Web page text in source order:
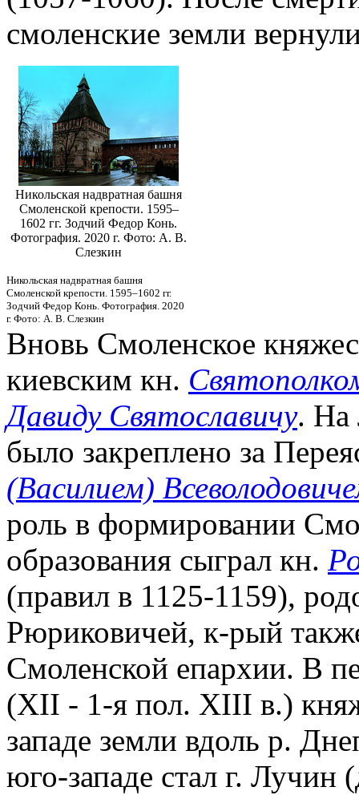
смоленские земли
Никольская надвратная башня
Смоленской крепости. 1595–
1602 гг. Зодчий Федор Конь.
Фотография. 2020 г. Фото: А. В.
Слезкин
Никольская надвратная башня
Смоленской крепости. 1595–1602 гг.
Зодчий Федор Конь. Фотография. 2020
г. Фото: А. В. Слезкин
Вновь Смоленское
киевским кн.
Давиду Святославичу. На
было закреплено за
(Василием)
роль в формировании
образования сыграл кн.
(правил в 1125-1159),
Рюриковичей, к-рый
Смоленской епархии. В
(XII - 1-я пол. XIII в.)
западе земли вдоль р.
юго-западе стал г. Лучин